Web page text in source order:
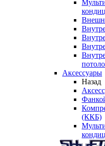
Аксессуары
Назад
(ККБ)